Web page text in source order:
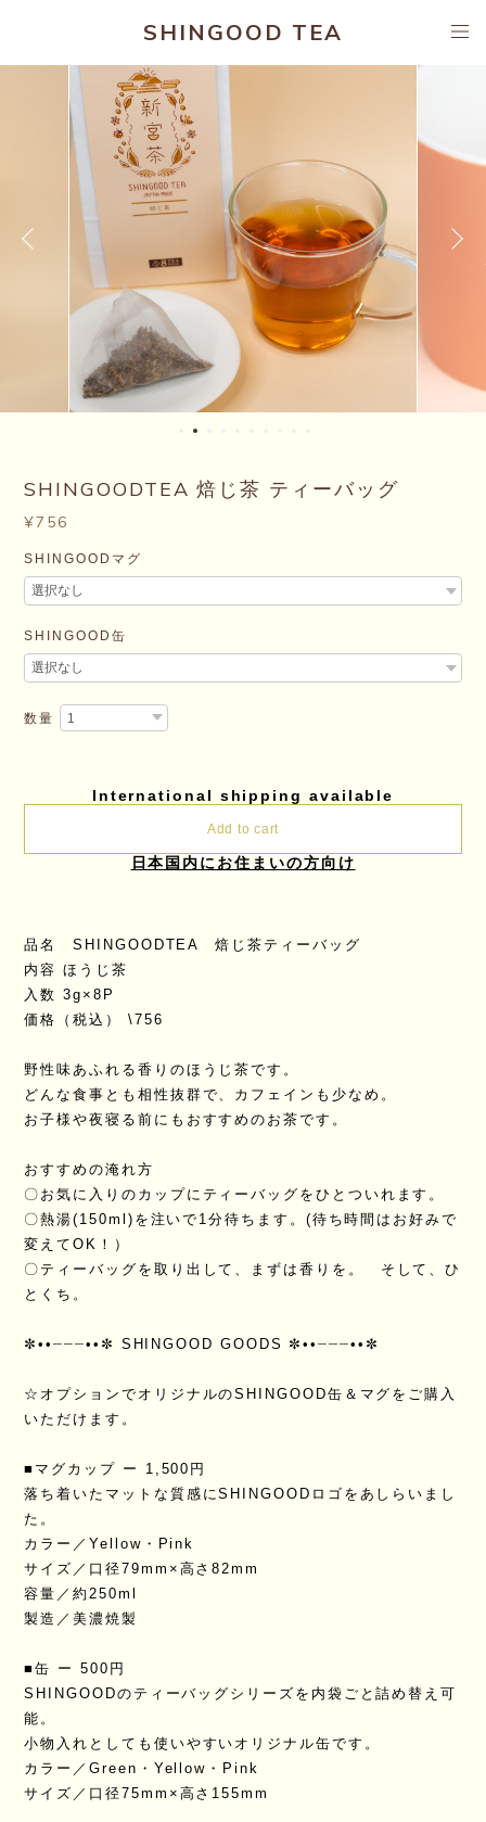
SHINGOOD TEA
SHINGOODTEA 焙じ茶 ティーバッグ
¥756
SHINGOODマグ
SHINGOOD缶
数量
International shipping available
Add to cart
日本国内にお住まいの方向け
品名 SHINGOODTEA 焙じ茶ティーバッグ
内容 ほうじ茶
入数 3g×8P
価格（税込） \756
野性味あふれる香りのほうじ茶です。
どんな食事とも相性抜群で、カフェインも少なめ。
お子様や夜寝る前にもおすすめのお茶です。
おすすめの淹れ方
〇お気に入りのカップにティーバッグをひとついれます。
〇熱湯(150ml)を注いで1分待ちます。(待ち時間はお好みで
変えてOK！）
〇ティーバッグを取り出して、まずは香りを。 そして、ひ
とくち。
✼••┈┈┈••✼ SHINGOOD GOODS ✼••┈┈┈••✼
☆オプションでオリジナルのSHINGOOD缶＆マグをご購入
いただけます。
■マグカップ ー 1,500円
落ち着いたマットな質感にSHINGOODロゴをあしらいまし
た。
カラー／Yellow・Pink
サイズ／口径79mm×高さ82mm
容量／約250ml
製造／美濃焼製
■缶 ー 500円
SHINGOODのティーバッグシリーズを内袋ごと詰め替え可
能。
小物入れとしても使いやすいオリジナル缶です。
カラー／Green・Yellow・Pink
サイズ／口径75mm×高さ155mm